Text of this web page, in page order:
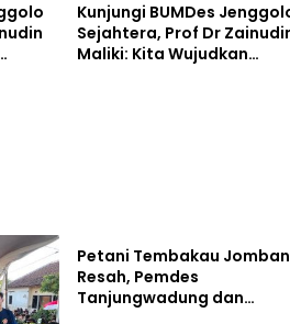
Kunjungi BUMDes
Sejahtera, Prof Dr
Maliki: Kita Wujudkan
Petani Tembakau
Resah, Pemdes
Tanjungwadung dan